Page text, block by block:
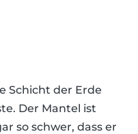
Schicht der Erde
Der Mantel ist
so schwer, dass er